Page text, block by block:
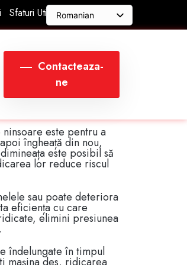
Sfaturi Utile
Romanian
Contacteaza-
ne
când
de parbriz
avea un impact real
este pentru a
îngheață din nou,
este posibil să
lor reduce riscul
sau poate deteriora
eficiența cu care
elimini presiunea
îndelungate în timpul